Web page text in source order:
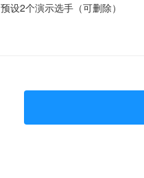
预设2个演示选手（可删除）